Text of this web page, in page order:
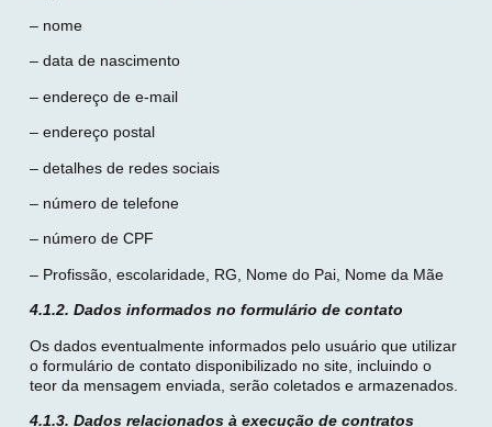
– nome
– data de nascimento
– endereço de e-mail
– endereço postal
– detalhes de redes sociais
– número de telefone
– número de CPF
– Profissão, escolaridade, RG, Nome do Pai, Nome da Mãe
4.1.2. Dados informados no formulário de contato
Os dados eventualmente informados pelo usuário que utilizar
o formulário de contato disponibilizado no site, incluindo o
teor da mensagem enviada, serão coletados e armazenados.
4.1.3. Dados relacionados à execução de contratos